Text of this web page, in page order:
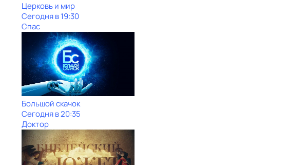
Церковь и мир
Сегодня в 19:30
Спас
Большой скачок
Сегодня в 20:35
Доктор